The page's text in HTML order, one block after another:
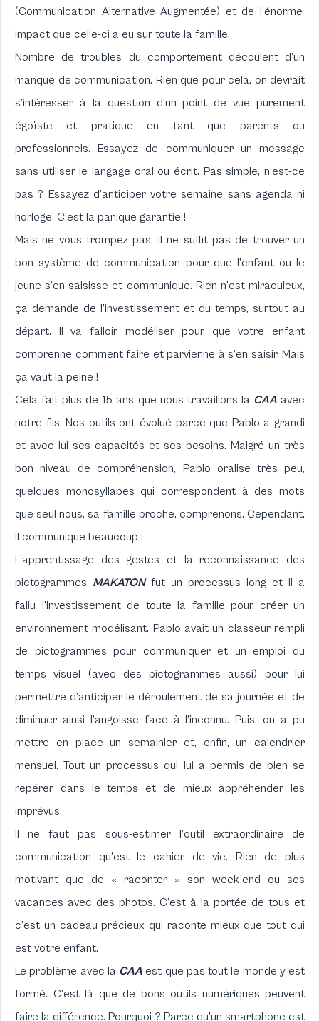
(Communication Alternative Augmentée) et de l’énorme
impact que celle-ci a eu sur toute la famille.
Nombre de troubles du comportement découlent d’un
manque de communication. Rien que pour cela, on devrait
s’intéresser à la question d’un point de vue purement
égoïste et pratique en tant que parents ou
professionnels. Essayez de communiquer un message
sans utiliser le langage oral ou écrit. Pas simple, n’est-ce
pas ? Essayez d’anticiper votre semaine sans agenda ni
horloge. C’est la panique garantie !
Mais ne vous trompez pas, il ne suffit pas de trouver un
bon système de communication pour que l’enfant ou le
jeune s’en saisisse et communique. Rien n’est miraculeux,
ça demande de l’investissement et du temps, surtout au
départ. Il va falloir modéliser pour que votre enfant
comprenne comment faire et parvienne à s’en saisir. Mais
ça vaut la peine !
Cela fait plus de 15 ans que nous travaillons la CAAavec
notre fils. Nos outils ont évolué parce que Pablo a grandi
et avec lui ses capacités et ses besoins. Malgré un très
bon niveau de compréhension, Pablo oralise très peu,
quelques monosyllabes qui correspondent à des mots
que seul nous, sa famille proche, comprenons. Cependant,
il communique beaucoup !
L’apprentissage des gestes et la reconnaissance des
pictogrammes MAKATONfut un processus long et il a
fallu l’investissement de toute la famille pour créer un
environnement modélisant. Pablo avait un classeur rempli
de pictogrammes pour communiquer et un emploi du
temps visuel (avec des pictogrammes aussi) pour lui
permettre d’anticiper le déroulement de sa journée et de
diminuer ainsi l’angoisse face à l’inconnu. Puis, on a pu
mettre en place un semainier et, enfin, un calendrier
mensuel. Tout un processus qui lui a permis de bien se
repérer dans le temps et de mieux appréhender les
imprévus.
Il ne faut pas sous-estimer l’outil extraordinaire de
communication qu’est le cahier de vie. Rien de plus
motivant que de « raconter » son week-end ou ses
vacances avec des photos. C’est à la portée de tous et
c’est un cadeau précieux qui raconte mieux que tout qui
est votre enfant.
Le problème avec la CAA est que pas tout le monde y est
formé. C’est là que de bons outils numériques peuvent
faire la différence. Pourquoi ? Parce qu’un smartphone est